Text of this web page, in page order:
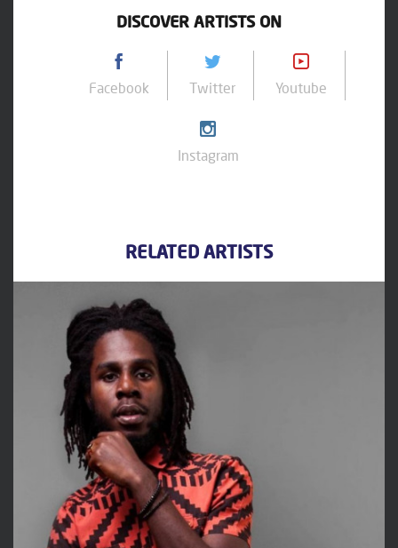
DISCOVER ARTISTS ON
Facebook Twitter Youtube
Instagram
RELATED ARTISTS